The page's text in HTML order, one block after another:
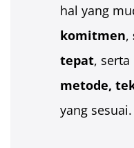
hal yang
komitmen,
tepat, serta
metode,
yang sesuai.